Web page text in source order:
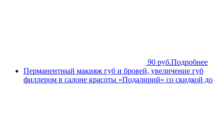
90 руб.Подробнее
Перманентный макияж губ и бровей, увеличение губ
филлером в салоне красоты «Подалирий» со скидкой до